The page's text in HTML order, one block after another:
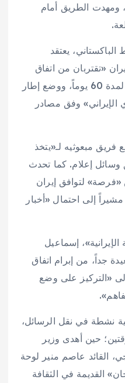
الطريق أمام
يعتقد
«تقتربان من ‌اتفاق
لتمديد وقف إطلاق النار بينهما لمدة 60 يوماً، ووضع إطار
الإيراني» وفق مصادر
مبعوثيه لـ«يتخذ
وسائل إعلام. كما تحدث
«فرصة» لتوافق إيران
إلى احتمال «أخبار
إسماعيل
جداً، من إبرام اتفاق
«التركيز على وضع
نشطة في نقل الرسائل،
حين أهدى وزير
القائد عاصم منير لوحة
القديمة في الثقافة